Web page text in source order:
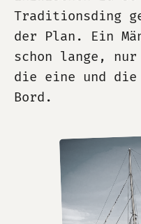
Traditionsding
der Plan. Ein
schon lange,
die eine und die
Bord.